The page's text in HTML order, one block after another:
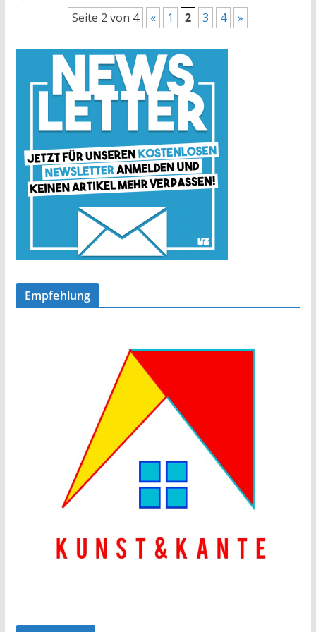
Seite 2 von 4 « 1 2 3 4 »
Empfehlung